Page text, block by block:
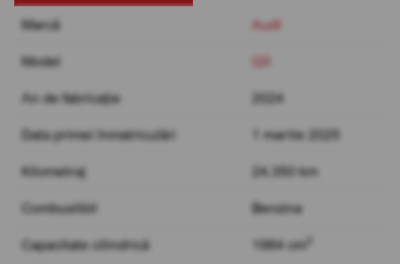
Marcă
Audi
Model Q3
An de fabricație 2024
Data primei înmatriculări 1 martie 2025
Kilometraj 24.350 km
Combustibil Benzina
Capacitate cilindrică 1984 cm